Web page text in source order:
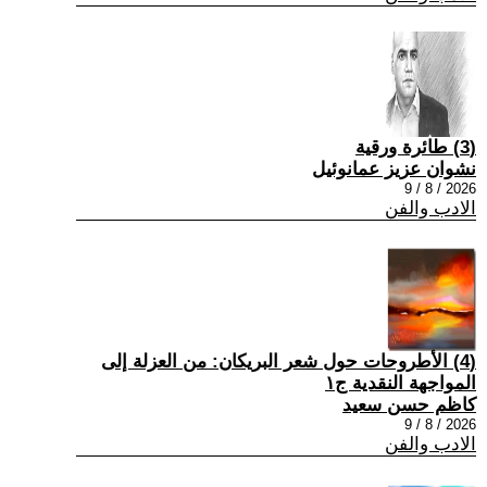
(3) طائرة ورقية
نشوان عزيز عمانوئيل
2026 / 8 / 9
الادب والفن
(4) الأطروحات حول شعر البريكان: من العزلة إلى
المواجهة النقدية ج١
كاظم حسن سعيد
2026 / 8 / 9
الادب والفن